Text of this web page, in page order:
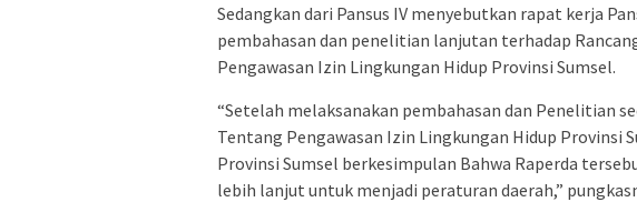
Sedangkan dari Pansus IV menyebutkan rapat kerja
pembahasan dan penelitian lanjutan terhadap
Pengawasan Izin Lingkungan Hidup Provinsi Sumsel.
“Setelah melaksanakan pembahasan dan Penelitian
Tentang Pengawasan Izin Lingkungan Hidup Provinsi
Provinsi Sumsel berkesimpulan Bahwa Raperda
lebih lanjut untuk menjadi peraturan daerah,”